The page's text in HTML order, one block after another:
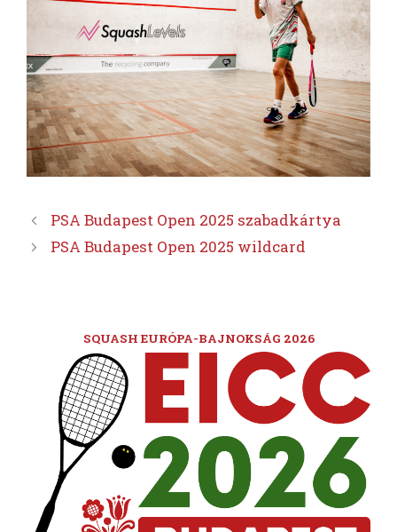
PSA Budapest Open 2025 szabadkártya
PSA Budapest Open 2025 wildcard
SQUASH EURÓPA-BAJNOKSÁG 2026